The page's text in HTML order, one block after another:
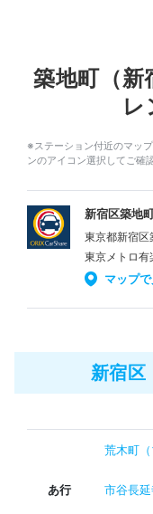
築地町（新
レ
※ステーション付近のマッ
ンのアイコン選択してご確
新宿区築地
東京都新宿区
東京メトロ有
マップ
新宿区
あ行
荒木町（
市谷長延
特
ア